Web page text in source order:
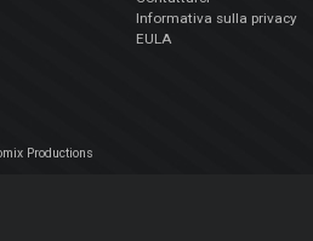
Informativa sulla privacy
EULA
Productions